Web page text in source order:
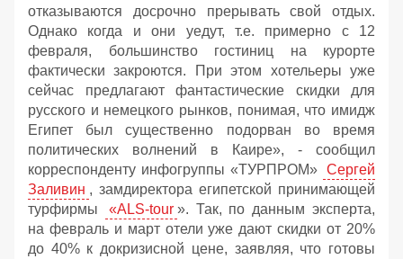
отказываются досрочно прерывать свой отдых.
Однако когда и они уедут, т.е. примерно с 12
февраля, большинство гостиниц на курорте
фактически закроются. При этом хотельеры уже
сейчас предлагают фантастические скидки для
русского и немецкого рынков, понимая, что имидж
Египет был существенно подорван во время
политических волнений в Каире», - сообщил
корреспонденту инфогруппы «ТУРПРОМ» Сергей
Заливин , замдиректора египетской принимающей
турфирмы
«ALS-tour ». Так, по данным эксперта,
на февраль и март отели уже дают скидки от 20%
до 40% к докризисной цене, заявляя, что готовы